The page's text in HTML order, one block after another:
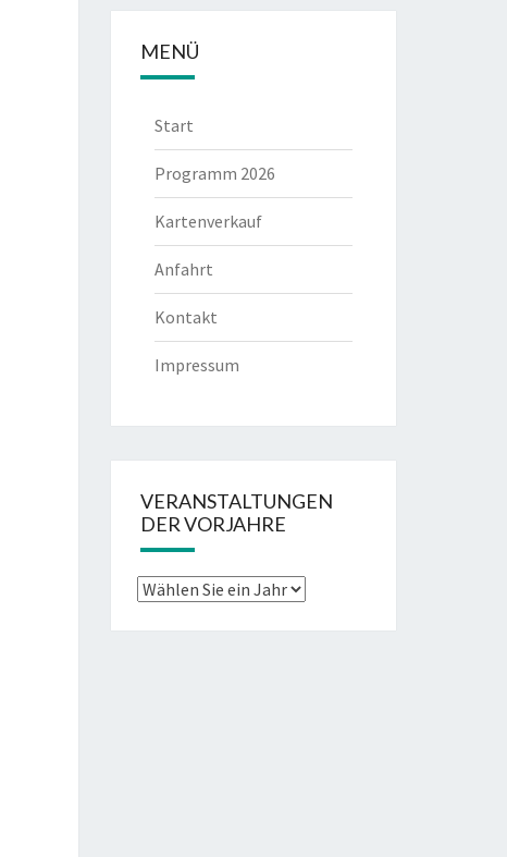
MENÜ
Start
Programm 2026
Kartenverkauf
Anfahrt
Kontakt
Impressum
VERANSTALTUNGEN
DER VORJAHRE